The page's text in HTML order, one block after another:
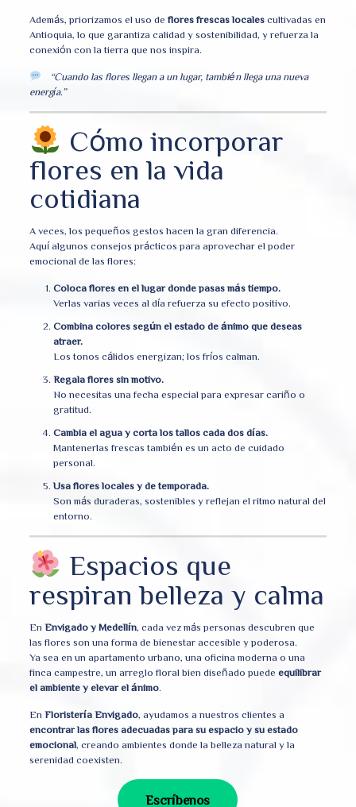
Además, priorizamos el uso de flores frescas localescultivadas en
Antioquia, lo que garantiza calidad y sostenibilidad, y refuerza la
conexión con la tierra que nos inspira.
“Cuando las flores llegan a un lugar, también llega una nueva
energía.”
Cómo incorporar
flores en la vida
cotidiana
A veces, los pequeños gestos hacen la gran diferencia.
Aquí algunos consejos prácticos para aprovechar el poder
emocional de las flores:
Coloca flores en el lugar donde pasas más tiempo.
Verlas varias veces al día refuerza su efecto positivo.
Combina colores según el estado de ánimo que deseas
atraer.
Los tonos cálidos energizan; los fríos calman.
Regala flores sin motivo.
No necesitas una fecha especial para expresar cariño o
gratitud.
Cambia el agua y corta los tallos cada dos días.
Mantenerlas frescas también es un acto de cuidado
personal.
Usa flores locales y de temporada.
Son más duraderas, sostenibles y reflejan el ritmo natural del
entorno.
Espacios que
respiran belleza y calma
En Envigado y Medellín, cada vez más personas descubren que
las flores son una forma de bienestar accesible y poderosa.
Ya sea en un apartamento urbano, una oficina moderna o una
finca campestre, un arreglo floral bien diseñado puede equilibrar
el ambiente y elevar el ánimo.
En Floristería Envigado, ayudamos a nuestros clientes a
encontrar las flores adecuadas para su espacio y su estado
emocional, creando ambientes donde la belleza natural y la
serenidad coexisten.
Escríbenos